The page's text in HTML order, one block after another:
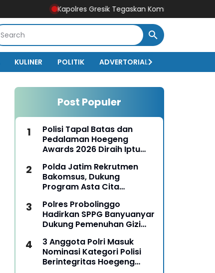
Kapolres Gresik Tegaskan Komitmen Polri Dukung
KULINER POLITIK ADVERTORIAL
Post Populer
Polisi Tapal Batas dan
Pedalaman Hoegeng
Awards 2026 Diraih Iptu
Pengabdian Humanis di
Nduga
Polda Jatim Rekrutmen
Bakomsus, Dukung
Program Asta Cita
Polres Probolinggo
Hadirkan SPPG Banyuanyar
Dukung Pemenuhan Gizi
3 Anggota Polri Masuk
Nominasi Kategori Polisi
Berintegritas Hoegeng